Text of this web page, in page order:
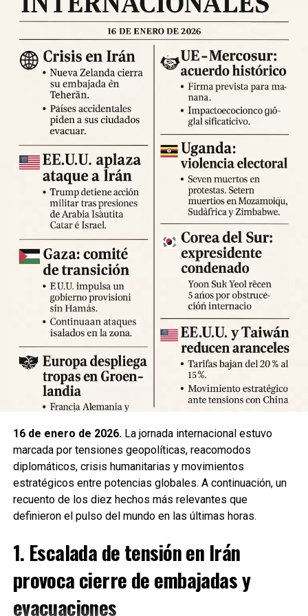
se actualicen en las próximas horas. Se recomienda a la
población permanecer en espacios abiertos, evitar
desplazamientos innecesarios y seguir las indicaciones
de los cuerpos de emergencia.
Expertos advierten sobre la posibilidad de réplicas
significativas y llaman a mantener la calma y preparar
suministros básicos. Las autoridades locales han
habilitado centros de atención para damnificados y piden a
la ciudadanía priorizar la seguridad y la cooperación con
los equipos de respuesta.
Fuente: 5to Poder Agencia de Noticias
16 de enero de 2026.La jornada internacional estuvo
marcada por tensiones geopolíticas, reacomodos
diplomáticos, crisis humanitarias y movimientos
estratégicos entre potencias globales. A continuación, un
recuento de los diez hechos más relevantes que
definieron el pulso del mundo en las últimas horas.
1. Escalada de tensión en Irán
provoca cierre de embajadas y
evacuaciones